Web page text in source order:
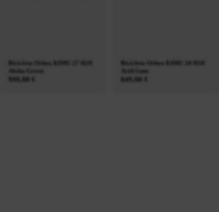
Bicicleta Orbea KIMU 27 H20
Aloha Green
999,00 €
Bicicleta Orbea KIMU 20 H10
Acid Gum
849,00 €